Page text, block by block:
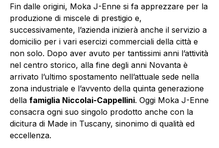
Fin dalle origini, Moka J-Enne si fa apprezzare per la
produzione di miscele di prestigio e,
successivamente, l’azienda inizierà anche il servizio a
domicilio per i vari esercizi commerciali della città e
non solo. Dopo aver avuto per tantissimi anni l’attività
nel centro storico, alla fine degli anni Novanta è
arrivato l’ultimo spostamento nell’attuale sede nella
zona industriale e l’avvento della quinta generazione
della famiglia Niccolai-Cappellini. Oggi Moka J-Enne
consacra ogni suo singolo prodotto anche con la
dicitura di Made in Tuscany, sinonimo di qualità ed
eccellenza.